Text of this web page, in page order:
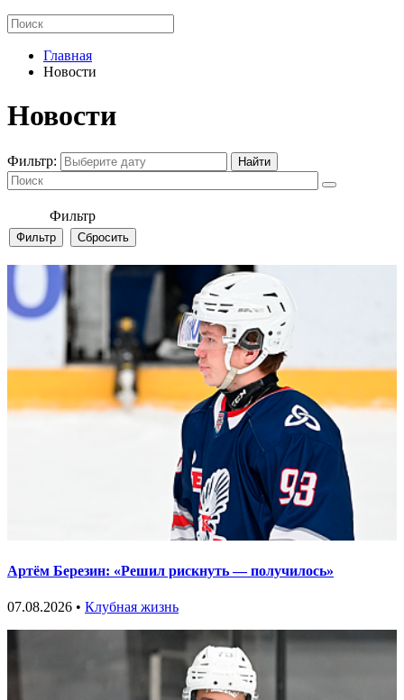
Главная
Новости
Новости
Фильтр:
Фильтр
Артём Березин: «Решил рискнуть — получилось»
07.08.2026 • Клубная жизнь